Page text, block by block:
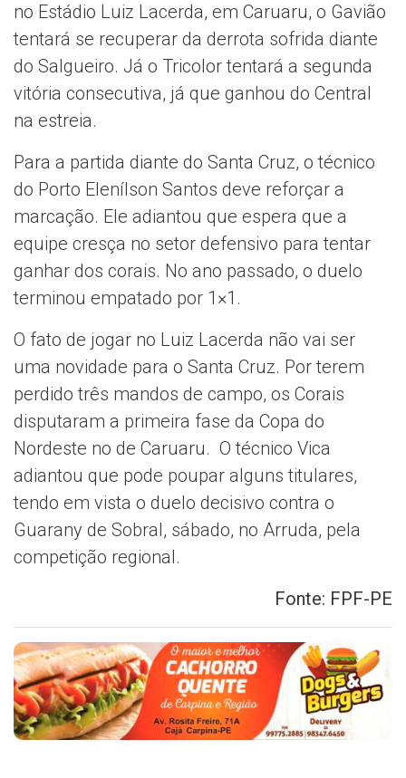
no Estádio Luiz Lacerda, em Caruaru, o Gavião
tentará se recuperar da derrota sofrida diante
do Salgueiro. Já o Tricolor tentará a segunda
vitória consecutiva, já que ganhou do Central
na estreia.
Para a partida diante do Santa Cruz, o técnico
do Porto Elenílson Santos deve reforçar a
marcação. Ele adiantou que espera que a
equipe cresça no setor defensivo para tentar
ganhar dos corais. No ano passado, o duelo
terminou empatado por 1×1.
O fato de jogar no Luiz Lacerda não vai ser
uma novidade para o Santa Cruz. Por terem
perdido três mandos de campo, os Corais
disputaram a primeira fase da Copa do
Nordeste no de Caruaru. O técnico Vica
adiantou que pode poupar alguns titulares,
tendo em vista o duelo decisivo contra o
Guarany de Sobral, sábado, no Arruda, pela
competição regional.
Fonte: FPF-PE